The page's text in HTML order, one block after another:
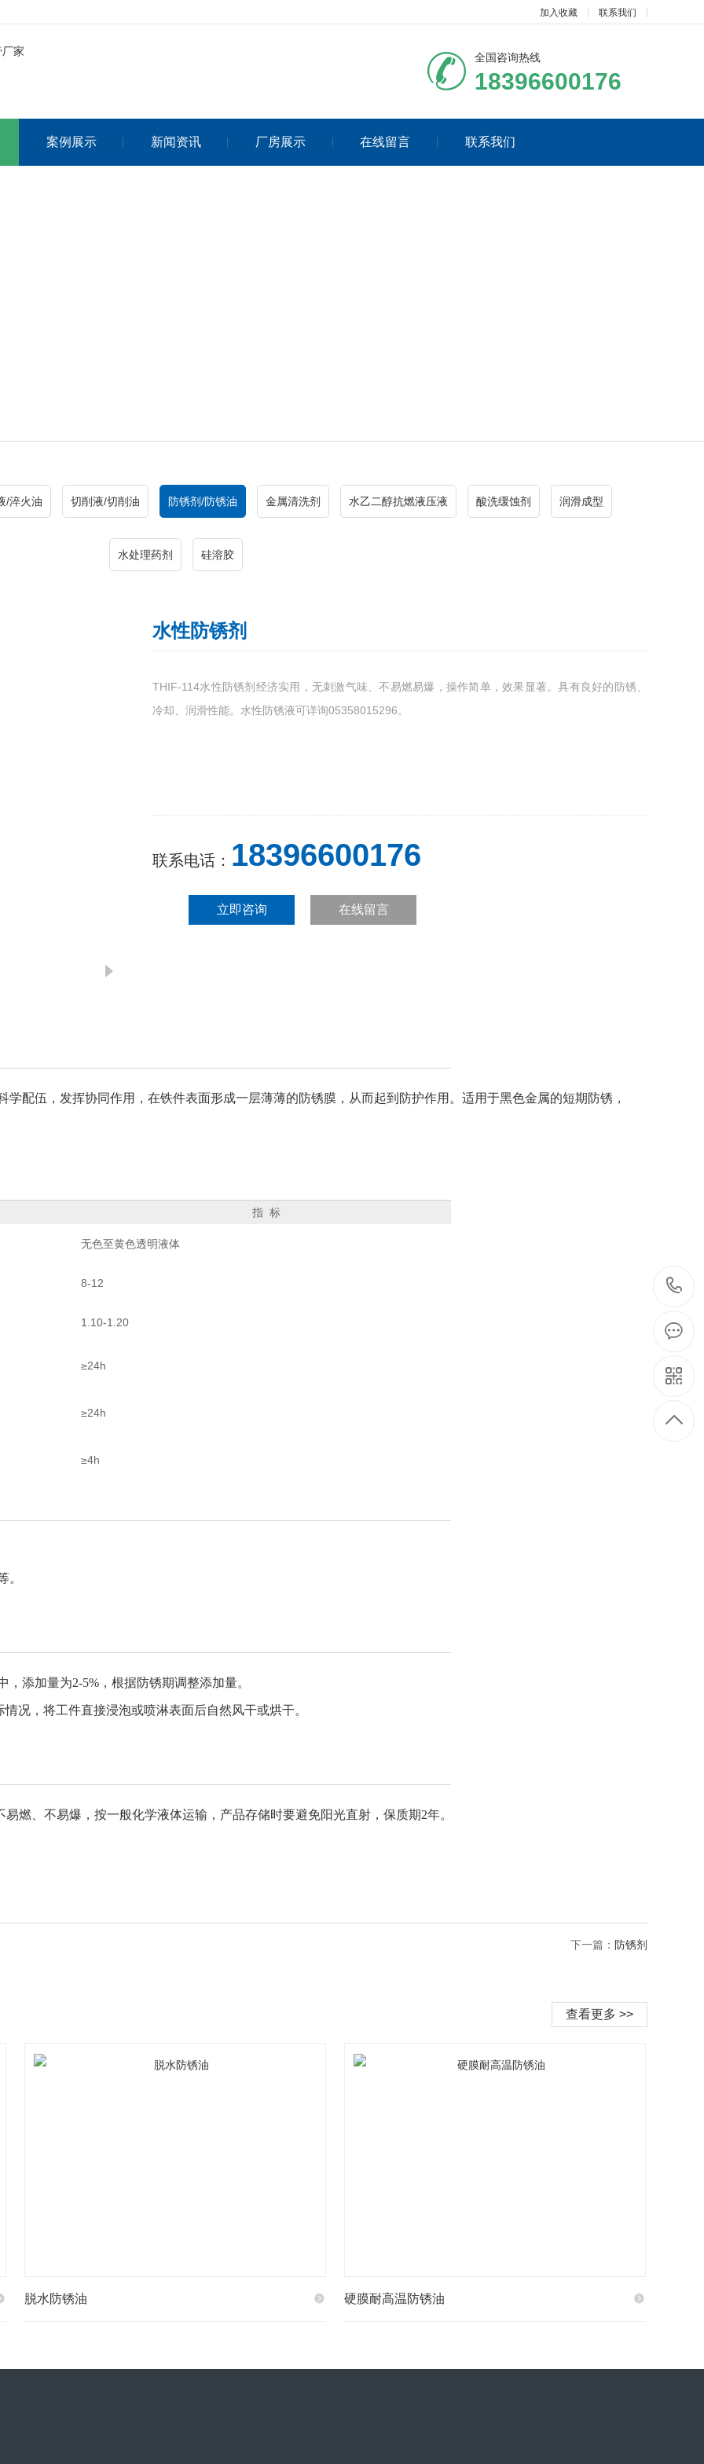
加入收藏 联系我们
全国咨询热线
18396600176
案例展示 新闻资讯 厂房展示 在线留言 联系我们
/淬火油 切削液/切削油 防锈剂/防锈油 金属清洗剂 水乙二醇抗燃液压液 酸洗缓蚀剂 润滑成型
水处理药剂 硅溶胶
水性防锈剂
THIF-114水性防锈剂经济实用，无刺激气味、不易燃易爆，操作简单，效果显著。具有良好的防锈、
冷却、润滑性能。水性防锈液可详询05358015296。
联系电话： 18396600176
立即咨询 在线留言
学配伍，发挥协同作用，在铁件表面形成一层薄薄的防锈膜，从而起到防护作用。适用于黑色金属的短期防锈，
指 标
无色至黄色透明液体
8-12
1.10-1.20
≥24h
≥24h
≥4h
。
添加量为2-5%，根据防锈期调整添加量。
况，将工件直接浸泡或喷淋表面后自然风干或烘干。
燃、不易爆，按一般化学液体运输，产品存储时要避免阳光直射，保质期2年。
下一篇： 防锈剂
查看更多 >>
脱水防锈油 硬膜耐高温防锈油